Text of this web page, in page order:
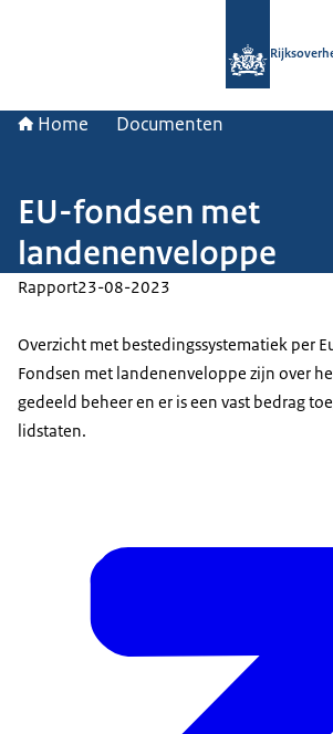
Home Documenten
EU-fondsen met
landenenveloppe
Rapport23-08-2023
Overzicht met bestedingssystematiek per
Fondsen met landenenveloppe zijn over
gedeeld beheer en er is een vast bedrag
lidstaten.